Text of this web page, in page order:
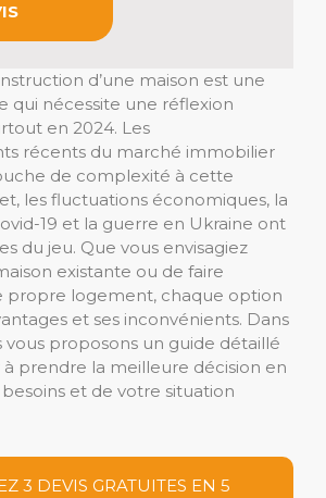
d’une maison est une
qui nécessite une réflexion
en 2024. Les
récents du marché immobilier
de complexité à cette
les fluctuations économiques, la
19 et la guerre en Ukraine ont
du jeu. Que vous envisagiez
existante ou de faire
propre logement, chaque option
et ses inconvénients. Dans
vous proposons un guide détaillé
prendre la meilleure décision en
et de votre situation
3 DEVIS GRATUITES EN 5